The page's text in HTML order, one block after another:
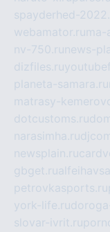
spayderhed-
webamator.ru
nv-750.ru news-
dizfiles.ru
planeta-samara.ru
matrasy-
dotcustoms.ru
narasimha.ru
newsplain.ru
gbget.ru
petrovkasports.ru
york-life.ru
slovar-ivrit.ru